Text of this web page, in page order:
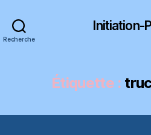
Recherche
Initiation-
Étiquette :